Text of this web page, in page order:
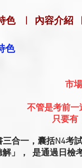
色 | 內容介紹
色
市
不管是考前一
只要有
合一，囊括N4考
」， 是通過日檢